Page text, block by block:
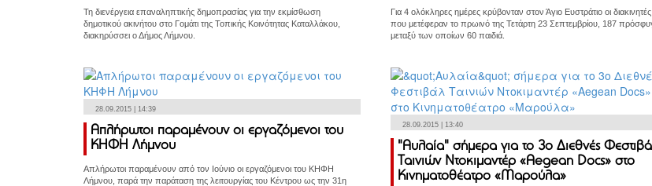
Τη διενέργεια επαναληπτικής δημοπρασίας για την εκμίσθωση
δημοτικού ακινήτου στο Γομάτι της Τοπικής Κοινότητας Καταλλάκου,
διακηρύσσει ο Δήμος Λήμνου.
Για 4 ολόκληρες ημέρες κρύβονταν στον Άγιο Ευστράτιο οι διακινητές
που μετέφεραν το πρωινό της Τετάρτη 23 Σεπτεμβρίου, 187
μεταξύ των οποίων 60 παιδιά.
28.09.2015 | 14:39
Απλήρωτοι παραμένουν οι εργαζόμενοι του
ΚΗΦΗ Λήμνου
Απλήρωτοι παραμένουν από τον Ιούνιο οι εργαζόμενοι του ΚΗΦΗ
Λήμνου, παρά την παράταση της λειτουργίας του Κέντρου ως την 31η
28.09.2015 | 13:40
"Αυλαία" σήμερα για το 3ο Διεθνές
Ταινιών Ντοκιμαντέρ «Aegean Docs» στο
Κινηματοθέατρο «Μαρούλα»